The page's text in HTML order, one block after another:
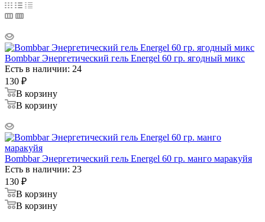
Bombbar Энергетический гель Energel 60 гр. ягодный микс
Есть в наличии: 24
130 ₽
В корзину
В корзину
Bombbar Энергетический гель Energel 60 гр. манго маракуйя
Есть в наличии: 23
130 ₽
В корзину
В корзину